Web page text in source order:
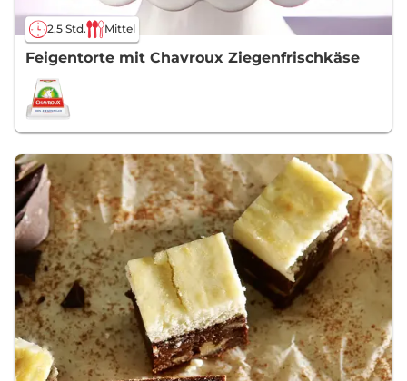
2,5 Std. Mittel
Feigentorte mit Chavroux Ziegenfrischkäse